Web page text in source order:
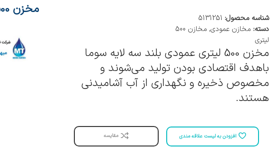
شناسه محصول: 5131251
دسته: مخازن عمودی,
مخازن 500
لیتری
مخزن 500 لیتری عمودی بلند سه لایه سوما
باهدف اقتصادی بودن تولید می‌شوند و
مخصوص ذخیره و نگهداری از آب آشامیدنی
هستند.
افزودن به لیست علاقه مندی مقایسه
مخزن 500 لیتری عمودی بلند سه لایه سوما